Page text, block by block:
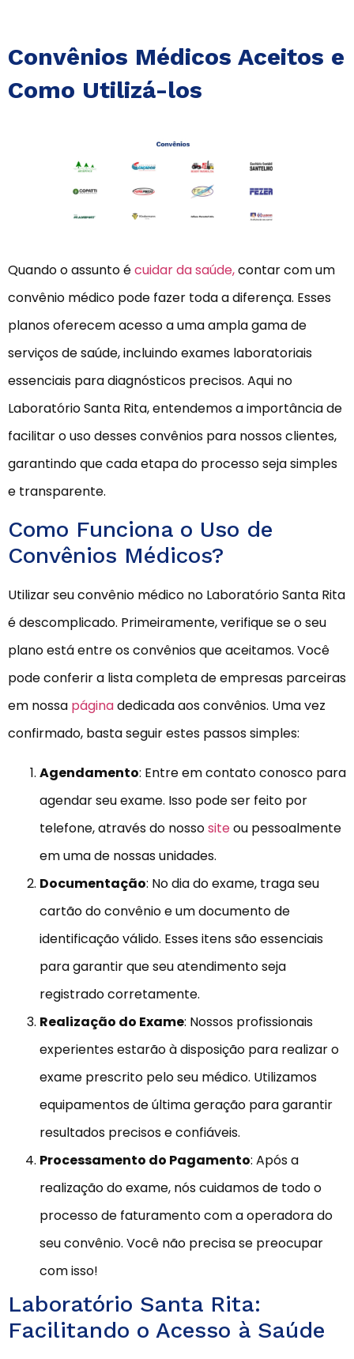
Convênios Médicos Aceitos e
Como Utilizá-los
Quando o assunto écuidar da saúde,contar com um
convênio médico pode fazer toda a diferença. Esses
planos oferecem acesso a uma ampla gama de
serviços de saúde, incluindo exames laboratoriais
essenciais para diagnósticos precisos. Aqui no
Laboratório Santa Rita, entendemos a importância de
facilitar o uso desses convênios para nossos clientes,
garantindo que cada etapa do processo seja simples
e transparente.
Como Funciona o Uso de
Convênios Médicos?
Utilizar seu convênio médico no Laboratório Santa Rita
é descomplicado. Primeiramente, verifique se o seu
plano está entre os convênios que aceitamos. Você
pode conferir a lista completa de empresas parceiras
em nossa páginadedicada aos convênios. Uma vez
confirmado, basta seguir estes passos simples:
Agendamento: Entre em contato conosco para
agendar seu exame. Isso pode ser feito por
telefone, através do nossositeou pessoalmente
em uma de nossas unidades.
Documentação: No dia do exame, traga seu
cartão do convênio e um documento de
identificação válido. Esses itens são essenciais
para garantir que seu atendimento seja
registrado corretamente.
Realização do Exame: Nossos profissionais
experientes estarão à disposição para realizar o
exame prescrito pelo seu médico. Utilizamos
equipamentos de última geração para garantir
resultados precisos e confiáveis.
Processamento do Pagamento: Após a
realização do exame, nós cuidamos de todo o
processo de faturamento com a operadora do
seu convênio. Você não precisa se preocupar
com isso!
Laboratório Santa Rita:
Facilitando o Acesso à Saúde